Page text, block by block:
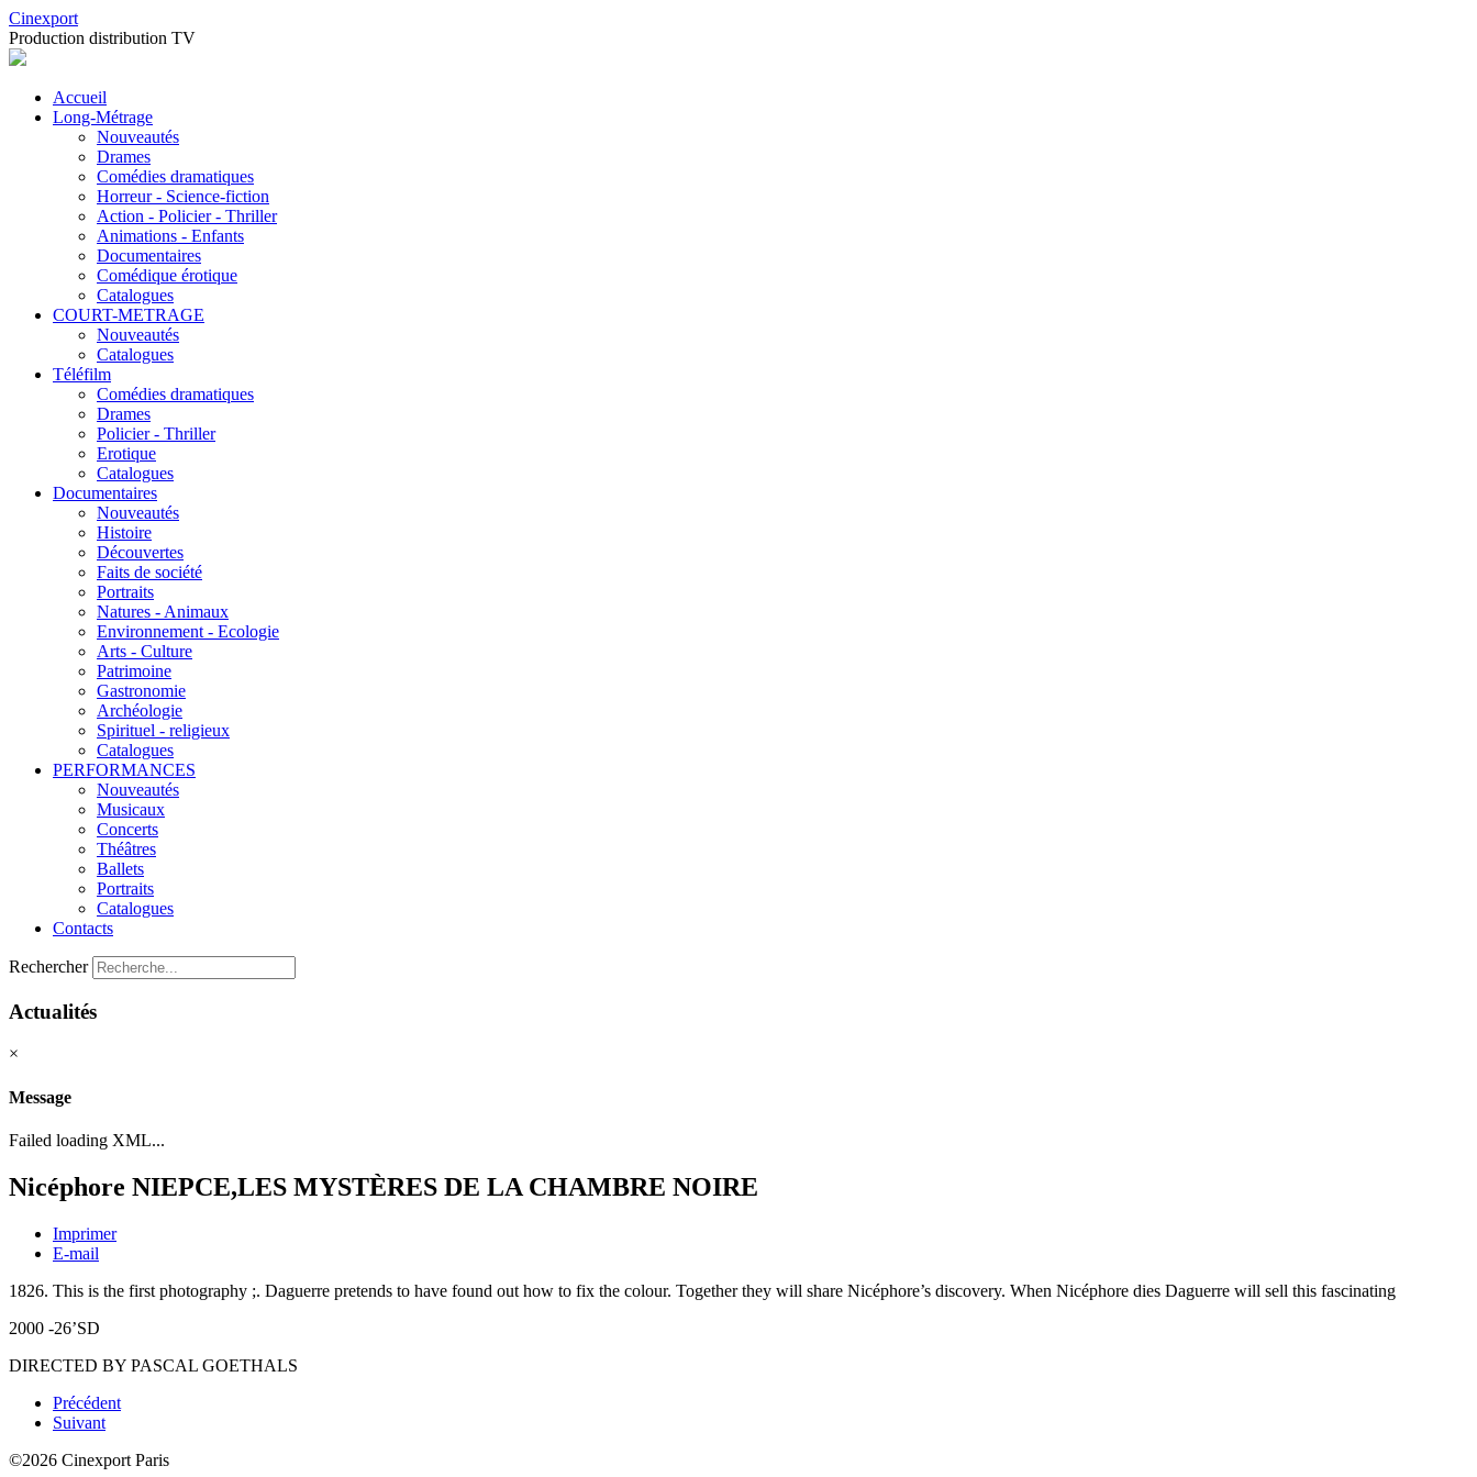
Cinexport
Production distribution TV
Accueil
Long-Métrage
Nouveautés
Drames
Comédies dramatiques
Horreur - Science-fiction
Action - Policier - Thriller
Animations - Enfants
Documentaires
Comédique érotique
Catalogues
COURT-METRAGE
Nouveautés
Catalogues
Téléfilm
Comédies dramatiques
Drames
Policier - Thriller
Erotique
Catalogues
Documentaires
Nouveautés
Histoire
Découvertes
Faits de société
Portraits
Natures - Animaux
Environnement - Ecologie
Arts - Culture
Patrimoine
Gastronomie
Archéologie
Spirituel - religieux
Catalogues
PERFORMANCES
Nouveautés
Musicaux
Concerts
Théâtres
Ballets
Portraits
Catalogues
Contacts
Rechercher
Actualités
×
Message
Failed loading XML...
Nicéphore NIEPCE,LES MYSTÈRES DE LA CHAMBRE NOIRE
Imprimer
E-mail
1826. This is the first photography ;. Daguerre pretends to have found out how to fix the colour. Together they will share Nicéphore’s discovery. When Nicéphore dies Daguerre will sell this fascinating
2000 -26’SD
DIRECTED BY PASCAL GOETHALS
Précédent
Suivant
©2026 Cinexport Paris